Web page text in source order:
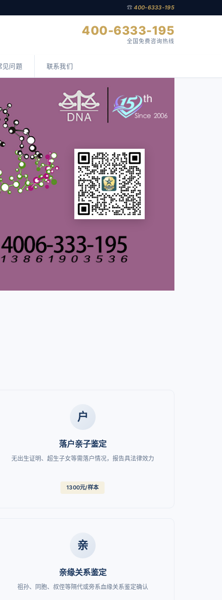
☎400-6333-195
400-6333-195
全国免费咨询热线
见问题 联系我们
户
落户亲子鉴定
无出生证明、超生子女等需落户情况，报告具法律效力
1300元/样本
亲
亲缘关系鉴定
祖孙、同胞、叔侄等隔代或旁系血缘关系鉴定确认